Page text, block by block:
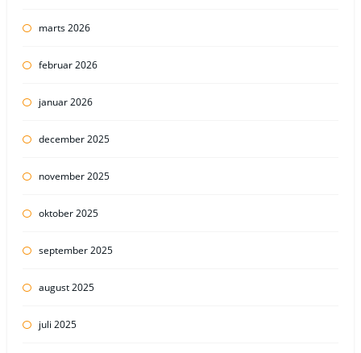
marts 2026
februar 2026
januar 2026
december 2025
november 2025
oktober 2025
september 2025
august 2025
juli 2025